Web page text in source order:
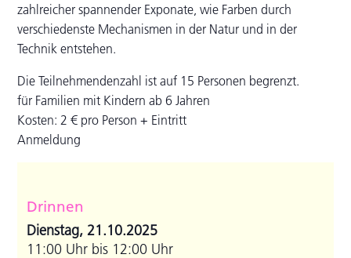
zahlreicher spannender Exponate, wie Farben durch
verschiedenste Mechanismen in der Natur und in der
Technik entstehen.
Die Teilnehmendenzahl ist auf 15 Personen begrenzt.
für Familien mit Kindern ab 6 Jahren
Kosten: 2 € pro Person + Eintritt
Anmeldung
Drinnen
Dienstag, 21.10.2025
11:00 Uhr bis 12:00 Uhr